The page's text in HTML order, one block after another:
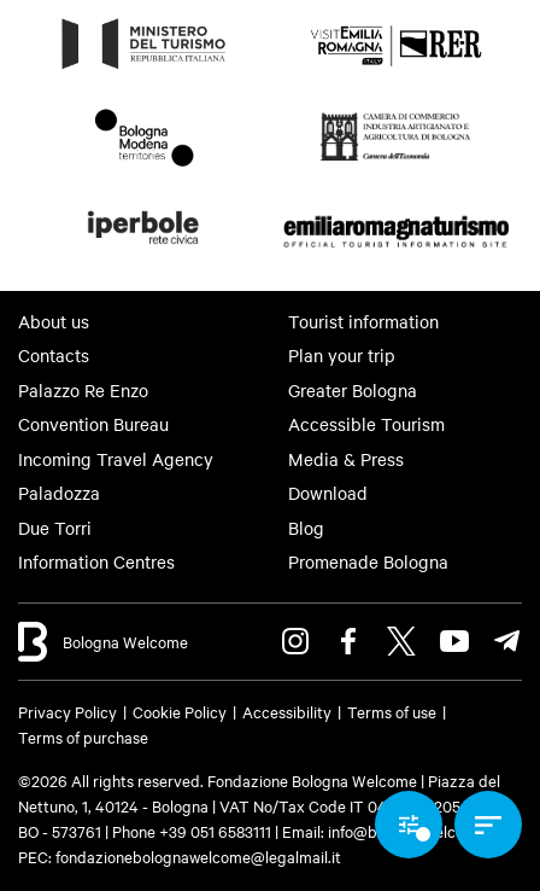
About us
Contacts
Palazzo Re Enzo
Convention Bureau
Incoming Travel Agency
Paladozza
Due Torri
Information Centres
Tourist information
Plan your trip
Greater Bologna
Accessible Tourism
Media & Press
Download
Blog
Promenade Bologna
Bologna Welcome
Privacy Policy Cookie Policy Accessibility
Terms of use
Terms of purchase
©2026 All rights reserved. Fondazione Bologna Welcome | Piazza del
Nettuno, 1, 40124 - Bologna | VAT No/Tax Code IT 04159281205 | REA:
BO - 573761 | Phone +39 051 6583111 | Email: info@bolognawelcome.it
PEC: fondazionebolognawelcome@legalmail.it